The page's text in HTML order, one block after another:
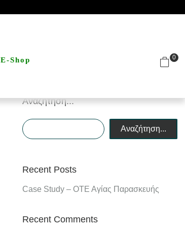
Ε-Shop 0
Αναζήτηση...
Αναζήτηση...
Recent Posts
Case Study – ΟΤΕ Αγίας Παρασκευής
Recent Comments